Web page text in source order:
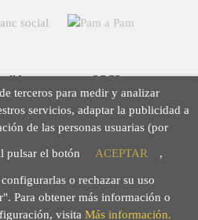
SCCL
08010 Barcelona
423 46 02
terceros para medir y analizar
servicios, adaptar la publicidad a
de las personas usuarias (por
pulsar el botón ACEPTAR ,
o rechazar su uso
Para obtener más información o
visita Más información.